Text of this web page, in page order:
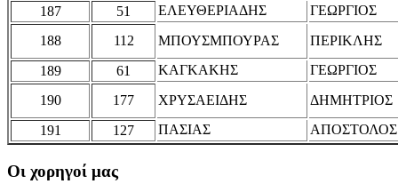
187
51 ΕΛΕΥΘΕΡΙΑΔΗΣ
ΓΕΩΡΓΙΟΣ
188
112 ΜΠΟΥΣΜΠΟΥΡΑΣ
ΠΕΡΙΚΛΗΣ
189
61 ΚΑΓΚΑΚΗΣ
ΓΕΩΡΓΙΟΣ
190
177 ΧΡΥΣΑΕΙΔΗΣ
ΔΗΜΗΤΡΙΟΣ
191
127 ΠΑΣΙΑΣ ΑΠΟΣΤΟΛΟΣ
Οι χορηγοί μας